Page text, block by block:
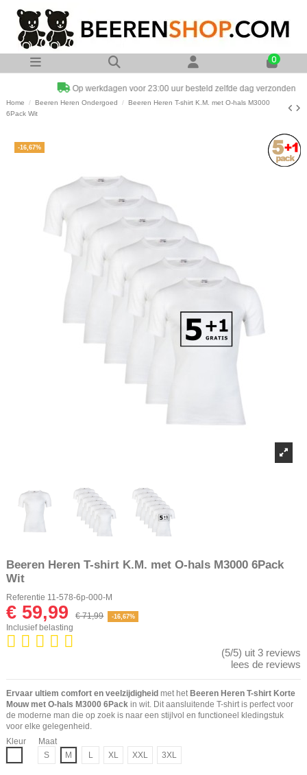
0
Op werkdagen voor 23:00 uur besteld zelfde dag verzonden
Home Beeren Heren Ondergoed
Beeren Heren T-shirt K.M. met O-hals M3000
6Pack Wit
-16,67%
Beeren Heren T-shirt K.M. met O-hals M3000 6Pack
Wit
Referentie 11-578-6p-000-M
€ 59,99 € 71,99 -16,67%
Inclusief belasting
(5/5) uit 3 reviews
lees de reviews
Ervaar ultiem comfort en veelzijdigheid met het Beeren Heren T-shirt Korte
Mouw met O-hals M3000 6Pack in wit. Dit aansluitende T-shirt is perfect voor
de moderne man die op zoek is naar een stijlvol en functioneel kledingstuk
voor elke gelegenheid.
Kleur
Maat
S
M L XL XXL 3XL